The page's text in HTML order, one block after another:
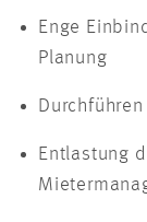
Enge
Planung
Entlastung